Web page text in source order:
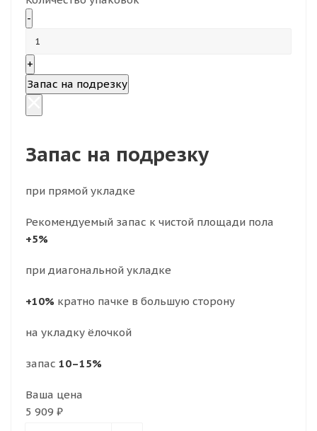
-
+
Запас на подрезку
Запас на подрезку
при прямой укладке
Рекомендуемый запас к чистой площади пола
+5%
при диагональной укладке
+10% кратно пачке в большую сторону
на укладку ёлочкой
запас 10–15%
Ваша цена
5 909 ₽